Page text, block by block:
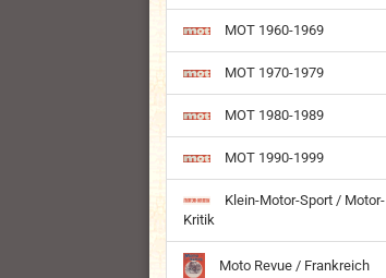
MOT 1960-1969
MOT 1970-1979
MOT 1980-1989
MOT 1990-1999
Klein-Motor-Sport / Motor-
Kritik
Moto Revue / Frankreich